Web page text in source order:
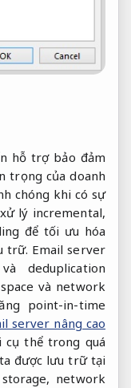
hỗ trợ bảo đảm
trọng của doanh
chóng khi có sự
lý incremental,
để tối ưu hóa
trữ. Email server
deduplication
và network
point-in-time
server nâng cao
cụ thể trong quá
được lưu trữ tại
network